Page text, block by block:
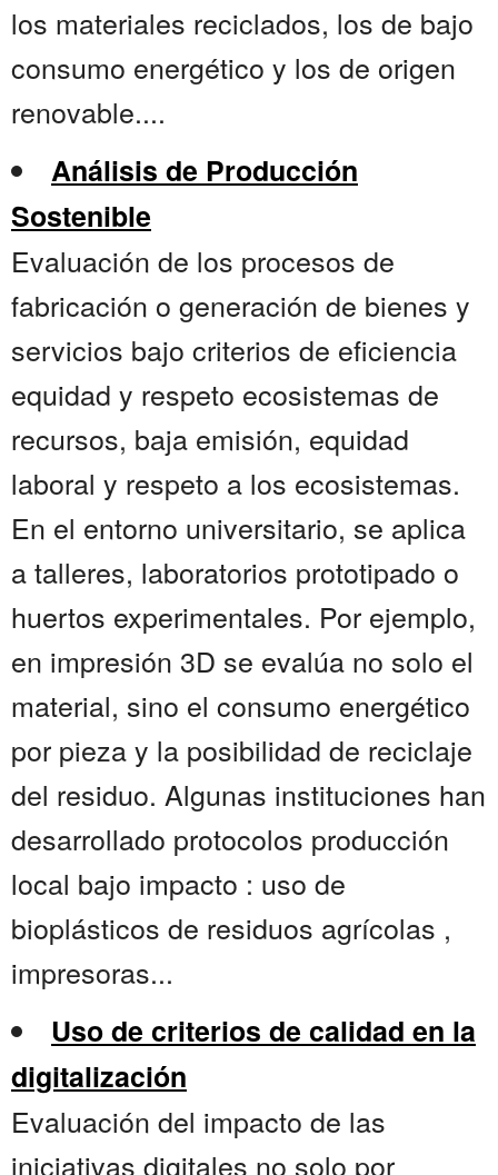
los materiales reciclados, los de bajo
consumo energético y los de origen
renovable....
Análisis de Producción
Sostenible
Evaluación de los procesos de
fabricación o generación de bienes y
servicios bajo criterios de eficiencia
equidad y respeto ecosistemas de
recursos, baja emisión, equidad
laboral y respeto a los ecosistemas.
En el entorno universitario, se aplica
a talleres, laboratorios prototipado o
huertos experimentales. Por ejemplo,
en impresión 3D se evalúa no solo el
material, sino el consumo energético
por pieza y la posibilidad de reciclaje
del residuo. Algunas instituciones han
desarrollado protocolos producción
local bajo impacto : uso de
bioplásticos de residuos agrícolas ,
impresoras...
Uso de criterios de calidad en la
digitalización
Evaluación del impacto de las
iniciativas digitales no solo por